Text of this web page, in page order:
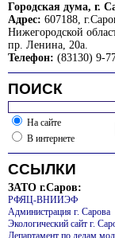
Городская дума, г.
Адрес: 607188,
Нижегородской
пр. Ленина, 20а.
Телефон: (83130) 9-
ПОИСК
На сайте
В интернете
ССЫЛКИ
ЗАТО г.Саров:
РФЯЦ-ВНИИЭФ
Администрация г. Сарова
Экологический сайт г.
Департамент по делам